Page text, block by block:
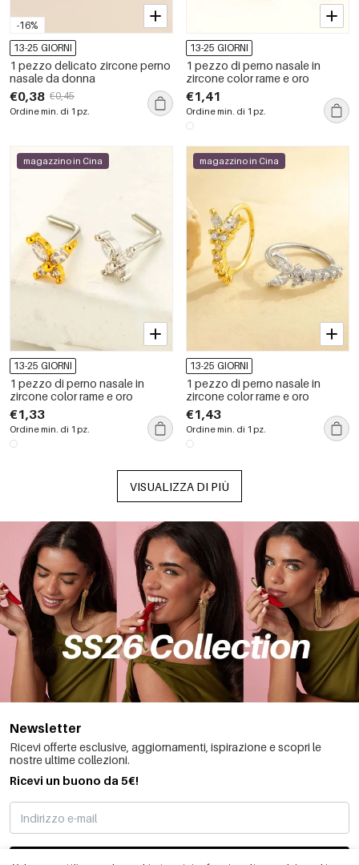
-16%
13-25 GIORNI
1 pezzo delicato zircone perno
nasale da donna
€0,38 €0,45
Ordine min. di 1 pz.
13-25 GIORNI
1 pezzo di perno nasale in
zircone color rame e oro
€1,41
Ordine min. di 1 pz.
magazzino in Cina
13-25 GIORNI
1 pezzo di perno nasale in
zircone color rame e oro
€1,33
Ordine min. di 1 pz.
magazzino in Cina
13-25 GIORNI
1 pezzo di perno nasale in
zircone color rame e oro
€1,43
Ordine min. di 1 pz.
VISUALIZZA DI PIÙ
Newsletter
Ricevi offerte esclusive, aggiornamenti, ispirazione e scopri le
nostre ultime collezioni.
Ricevi un buono da 5€!